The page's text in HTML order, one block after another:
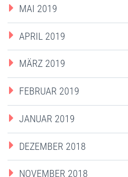
MAI 2019
APRIL 2019
MÄRZ 2019
FEBRUAR 2019
JANUAR 2019
DEZEMBER 2018
NOVEMBER 2018